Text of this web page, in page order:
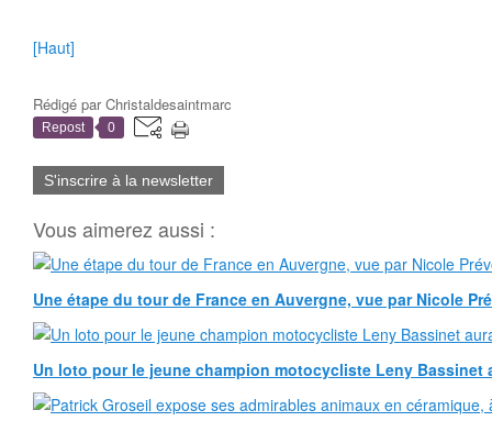
[Haut]
Rédigé parChristaldesaintmarc
Repost 0
S'inscrire à la newsletter
Vous aimerez aussi :
Une étape du tour de France en Auvergne, vue par Nicole
Un loto pour le jeune champion motocycliste Leny Bassinet